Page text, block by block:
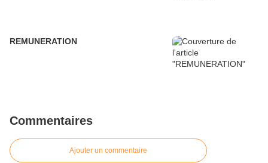
REMUNERATION
Commentaires
Ajouter un commentaire